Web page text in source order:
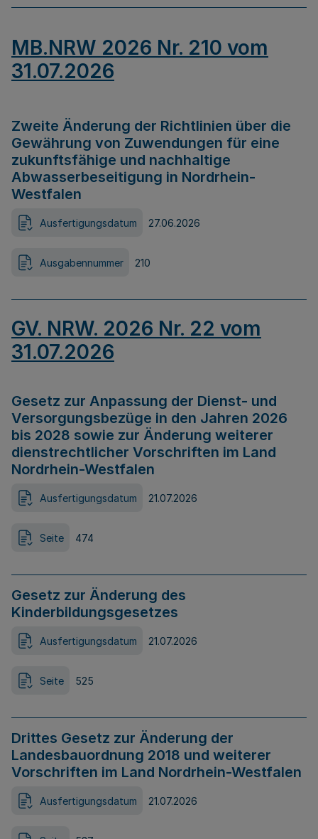
MB.NRW 2026 Nr. 210 vom
31.07.2026
Zweite Änderung der Richtlinien über die
Gewährung von Zuwendungen für eine
zukunftsfähige und nachhaltige
Abwasserbeseitigung in Nordrhein-
Westfalen
Ausfertigungsdatum 27.06.2026
Ausgabennummer 210
GV. NRW. 2026 Nr. 22 vom
31.07.2026
Gesetz zur Anpassung der Dienst- und
Versorgungsbezüge in den Jahren 2026
bis 2028 sowie zur Änderung weiterer
dienstrechtlicher Vorschriften im Land
Nordrhein-Westfalen
Ausfertigungsdatum 21.07.2026
Seite 474
Gesetz zur Änderung des
Kinderbildungsgesetzes
Ausfertigungsdatum 21.07.2026
Seite 525
Drittes Gesetz zur Änderung der
Landesbauordnung 2018 und weiterer
Vorschriften im Land Nordrhein-Westfalen
Ausfertigungsdatum 21.07.2026